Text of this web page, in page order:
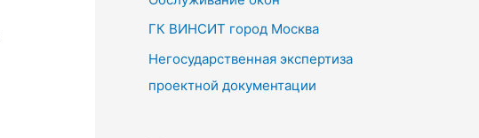
ГК ВИНСИТ город Москва
Негосударственная экспертиза
проектной документации